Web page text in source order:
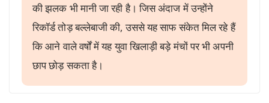
की झलक भी मानी जा रही है। जिस अंदाज में उन्होंने
रिकॉर्ड तोड़ बल्लेबाजी की, उससे यह साफ संकेत मिल रहे हैं
कि आने वाले वर्षों में यह युवा खिलाड़ी बड़े मंचों पर भी अपनी
छाप छोड़ सकता है।